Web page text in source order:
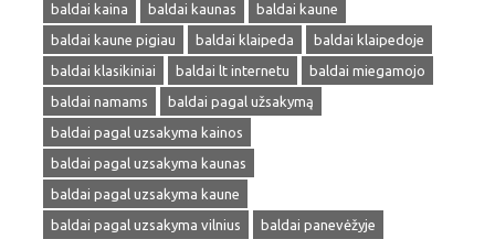
baldai kaina
baldai kaunas
baldai kaune
baldai kaune pigiau
baldai klaipeda
baldai klaipedoje
baldai klasikiniai
baldai lt internetu
baldai miegamojo
baldai namams
baldai pagal užsakymą
baldai pagal uzsakyma kainos
baldai pagal uzsakyma kaunas
baldai pagal uzsakyma kaune
baldai pagal uzsakyma vilnius
baldai panevėžyje